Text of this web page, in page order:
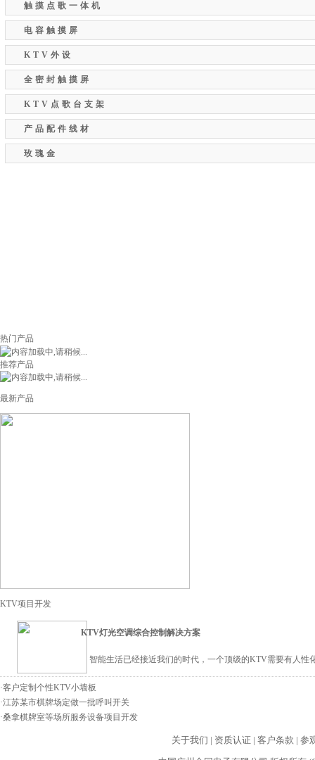
触摸点歌一体机
电容触摸屏
KTV外设
全密封触摸屏
KTV点歌台支架
产品配件线材
玫瑰金
热门产品
推荐产品
最新产品
KTV项目开发
KTV灯光空调综合控制解决方案
智能生活已经接近我们的时代，一个顶级的KTV需要有人
·客户定制个性KTV小墙板
·江苏某市棋牌场定做一批呼叫开关
·桑拿棋牌室等场所服务设备项目开发
关于我们 | 资质认证 | 客户条款 | 参